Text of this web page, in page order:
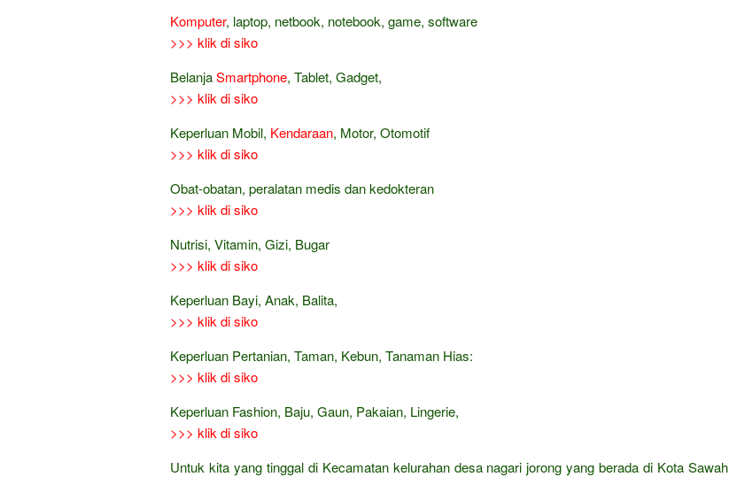
Komputer, laptop, netbook, notebook, game, software
>>> klik di siko
BelanjaSmartphone, Tablet, Gadget,
>>> klik di siko
Keperluan Mobil, Kendaraan, Motor, Otomotif
>>> klik di siko
Obat-obatan, peralatan medis dan kedokteran
>>> klik di siko
Nutrisi, Vitamin, Gizi, Bugar
>>> klik di siko
Keperluan Bayi, Anak, Balita,
>>> klik di siko
Keperluan Pertanian, Taman, Kebun, Tanaman Hias:
>>> klik di siko
Keperluan Fashion, Baju, Gaun, Pakaian, Lingerie,
>>> klik di siko
Untuk kita yang tinggal di Kecamatan kelurahan desa nagari jorong yang berada di Kota Sawah